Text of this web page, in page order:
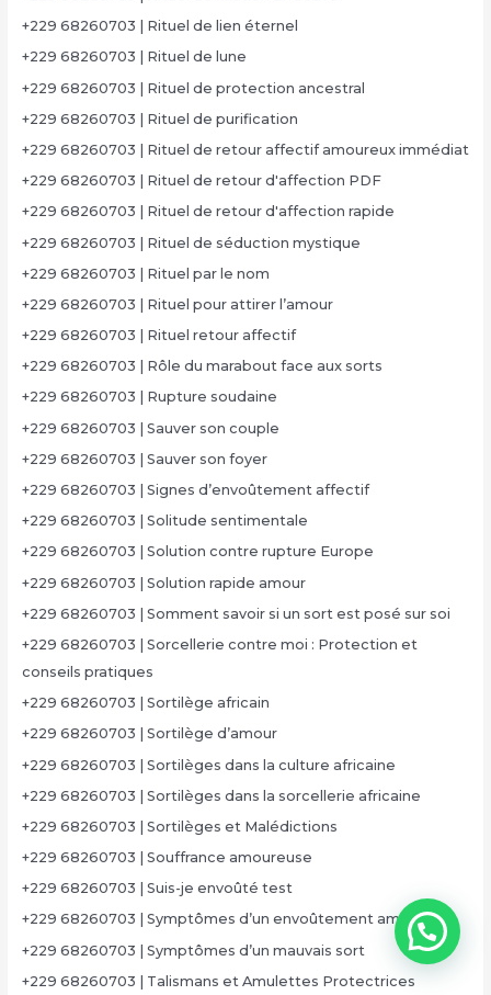
+229 68260703 | Rituel de lien éternel
+229 68260703 | Rituel de lune
+229 68260703 | Rituel de protection ancestral
+229 68260703 | Rituel de purification
+229 68260703 | Rituel de retour affectif amoureux immédiat
+229 68260703 | Rituel de retour d'affection PDF
+229 68260703 | Rituel de retour d'affection rapide
+229 68260703 | Rituel de séduction mystique
+229 68260703 | Rituel par le nom
+229 68260703 | Rituel pour attirer l’amour
+229 68260703 | Rituel retour affectif
+229 68260703 | Rôle du marabout face aux sorts
+229 68260703 | Rupture soudaine
+229 68260703 | Sauver son couple
+229 68260703 | Sauver son foyer
+229 68260703 | Signes d’envoûtement affectif
+229 68260703 | Solitude sentimentale
+229 68260703 | Solution contre rupture Europe
+229 68260703 | Solution rapide amour
+229 68260703 | Somment savoir si un sort est posé sur soi
+229 68260703 | Sorcellerie contre moi : Protection et
conseils pratiques
+229 68260703 | Sortilège africain
+229 68260703 | Sortilège d’amour
+229 68260703 | Sortilèges dans la culture africaine
+229 68260703 | Sortilèges dans la sorcellerie africaine
+229 68260703 | Sortilèges et Malédictions
+229 68260703 | Souffrance amoureuse
+229 68260703 | Suis-je envoûté test
+229 68260703 | Symptômes d’un envoûtement amoureux
+229 68260703 | Symptômes d’un mauvais sort
+229 68260703 | Talismans et Amulettes Protectrices